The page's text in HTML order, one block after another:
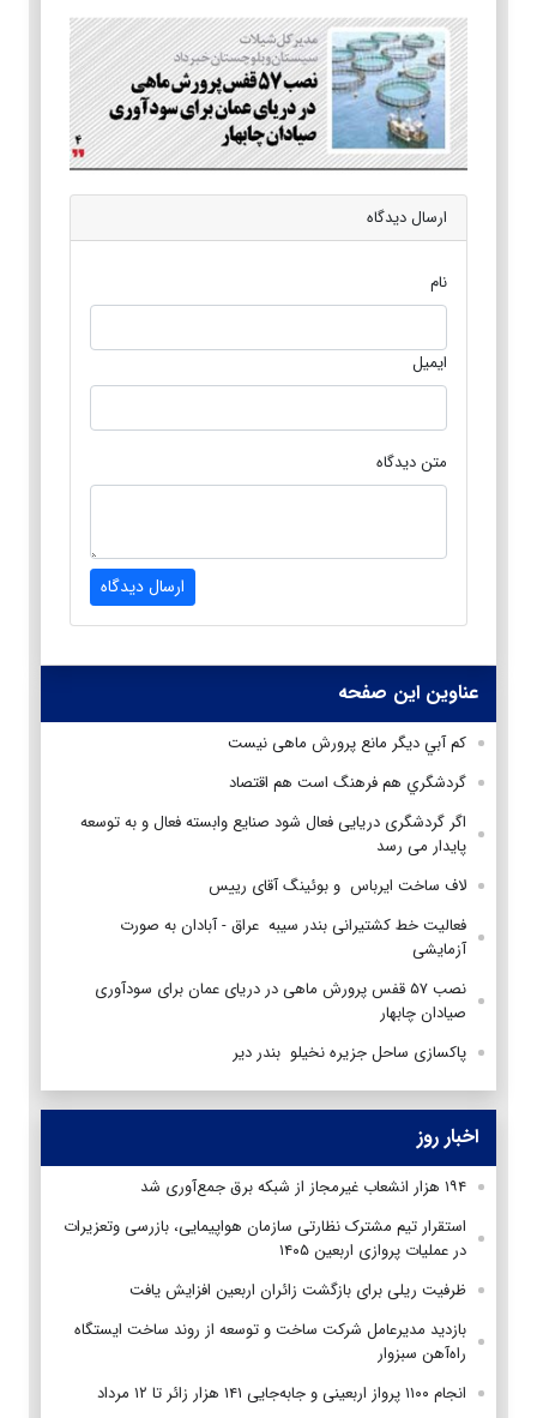
ارسال دیدگاه
نام
ایمیل
متن دیدگاه
ارسال دیدگاه
عناوین این صفحه
كم آبي ديگر مانع پرورش ماهی نيست
گردشگري هم فرهنگ است هم اقتصاد
اگر گردشگری دریایی فعال شود صنایع وابسته فعال و به توسعه
پایدار می رسد
لاف ساخت ایرباس و‌ بوئینگ آقای رییس
فعالیت خط کشتیرانی بندر سیبه عراق - آبادان به صورت
آزمایشی
نصب ۵۷ قفس پرورش ماهی در دریای عمان برای سودآوری
صیادان چابهار
پاکسازی ساحل جزیره نخیلو بندر دیر
اخبار روز
۱۹۴ هزار انشعاب غیرمجاز از شبکه برق جمع‌آوری شد
استقرار تیم مشترک نظارتی سازمان هواپیمایی، بازرسی وتعزیرات
در عملیات پروازی اربعین ۱۴۰۵
ظرفیت ریلی برای بازگشت زائران اربعین افزایش یافت
بازدید مدیرعامل شرکت ساخت و توسعه از روند ساخت ایستگاه
راه‌آهن سبزوار
انجام ۱۱۰۰ پرواز اربعینی و جابه‌جایی ۱۴۱ هزار زائر تا ۱۲ مرداد